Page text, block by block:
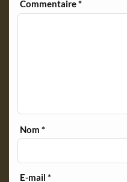
Commentaire*
Nom*
E-mail*